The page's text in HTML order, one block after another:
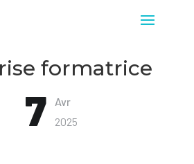
formatrice
7
Avr
2025